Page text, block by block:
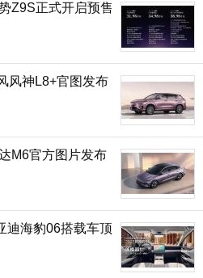
Z9S正式开启预售
风神L8+官图发布
M6官方图片发布
迪海豹06搭载车顶